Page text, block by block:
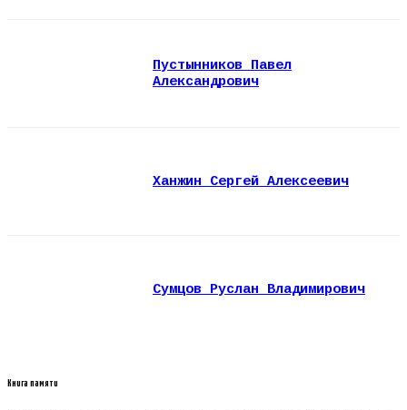
Пустынников Павел
Александрович
Ханжин Сергей Алексеевич
Сумцов Руслан Владимирович
Книга памяти